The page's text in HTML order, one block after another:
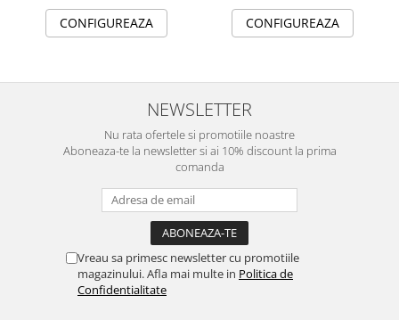
CONFIGUREAZA CONFIGUREAZA
NEWSLETTER
Nu rata ofertele si promotiile noastre
Aboneaza-te la newsletter si ai 10% discount la prima
comanda
Vreau sa primesc newsletter cu promotiile
magazinului. Afla mai multe in Politica de
Confidentialitate